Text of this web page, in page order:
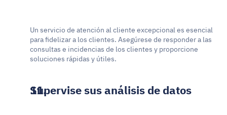
Un servicio de atención al cliente excepcional es esencial
para fidelizar a los clientes. Asegúrese de responder a las
consultas e incidencias de los clientes y proporcione
soluciones rápidas y útiles.
Supervise sus análisis de datos